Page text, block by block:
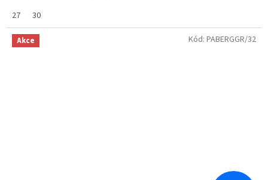
27
30
Akce Kód: PABERGGR/32